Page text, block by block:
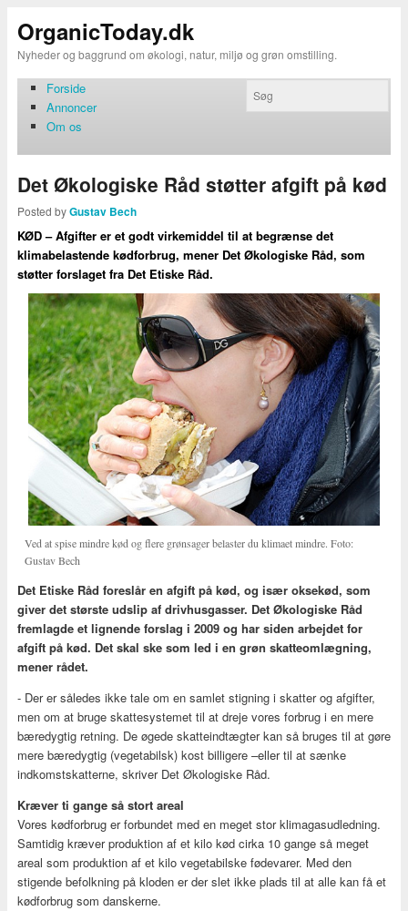
OrganicToday.dk
Nyheder og baggrund om økologi, natur, miljø og grøn omstilling.
Forside
Annoncer
Om os
Det Økologiske Råd støtter afgift på kød
Posted byGustav Bech
KØD – Afgifter er et godt virkemiddel til at begrænse det
klimabelastende kødforbrug, mener Det Økologiske Råd, som
støtter forslaget fra Det Etiske Råd.
Ved at spise mindre kød og flere grønsager belaster du klimaet mindre. Foto:
Gustav Bech
Det Etiske Råd foreslår en afgift på kød, og især oksekød, som
giver det største udslip af drivhusgasser. Det Økologiske Råd
fremlagde et lignende forslag i 2009 og har siden arbejdet for
afgift på kød. Det skal ske som led i en grøn skatteomlægning,
mener rådet.
- Der er således ikke tale om en samlet stigning i skatter og afgifter,
men om at bruge skattesystemet til at dreje vores forbrug i en mere
bæredygtig retning. De øgede skatteindtægter kan så bruges til at gøre
mere bæredygtig (vegetabilsk) kost billigere –eller til at sænke
indkomstskatterne, skriver Det Økologiske Råd.
Kræver ti gange så stort areal
Vores kødforbrug er forbundet med en meget stor klimagasudledning.
Samtidig kræver produktion af et kilo kød cirka 10 gange så meget
areal som produktion af et kilo vegetabilske fødevarer. Med den
stigende befolkning på kloden er der slet ikke plads til at alle kan få et
kødforbrug som danskerne.